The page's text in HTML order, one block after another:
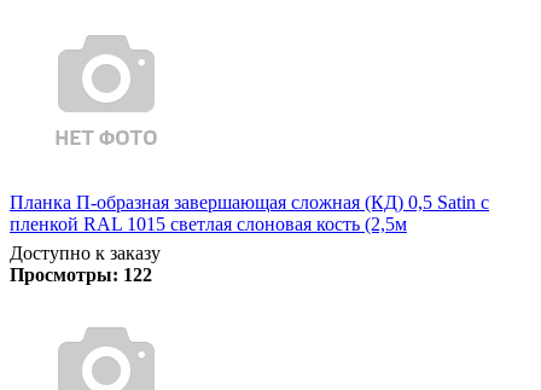
Планка П-образная завершающая сложная (КД) 0,5 Satin с
пленкой RAL 1015 светлая слоновая кость (2,5м
Доступно к заказу
Просмотры: 122